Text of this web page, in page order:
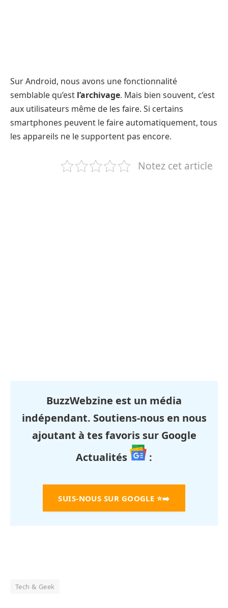
Sur Android, nous avons une fonctionnalité
semblable qu’est l’archivage. Mais bien souvent, c’est
aux utilisateurs même de les faire. Si certains
smartphones peuvent le faire automatiquement, tous
les appareils ne le supportent pas encore.
Notez cet article
BuzzWebzine est un média
indépendant. Soutiens-nous en nous
ajoutant à tes favoris sur Google
Actualités
:
SUIS-NOUS SUR GOOGLE ⭐➡️
Tech & Geek